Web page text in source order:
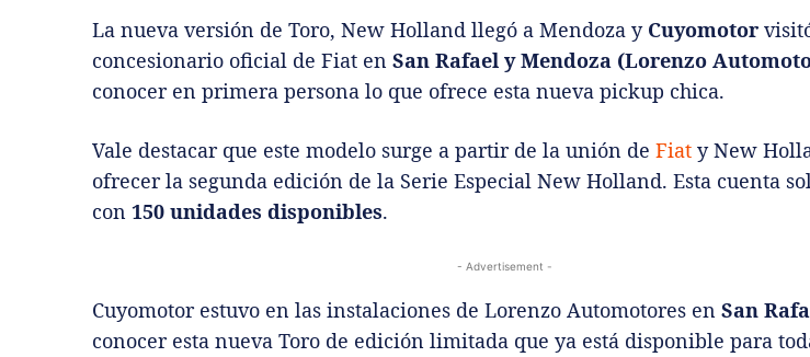
La nueva versión de Toro, New Holland llegó a Mendoza y Cuyomotor
concesionario oficial de Fiat en San Rafael y Mendoza (Lorenzo
conocer en primera persona lo que ofrece esta nueva pickup chica.
Vale destacar que este modelo surge a partir de la unión de Fiat y New
ofrecer la segunda edición de la Serie Especial New Holland. Esta cuenta
con 150 unidades disponibles.
- Advertisement -
Cuyomotor estuvo en las instalaciones de Lorenzo Automotores en San
conocer esta nueva Toro de edición limitada que ya está disponible para